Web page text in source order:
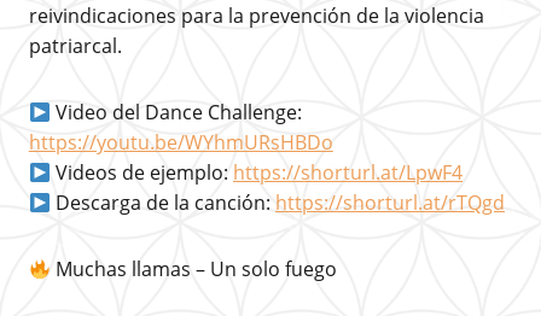
reivindicaciones para la prevención de la violencia
patriarcal.
Video del Dance Challenge:
https://youtu.be/WYhmURsHBDo
Videos de ejemplo: https://shorturl.at/LpwF4
Descarga de la canción: https://shorturl.at/rTQgd
Muchas llamas – Un solo fuego